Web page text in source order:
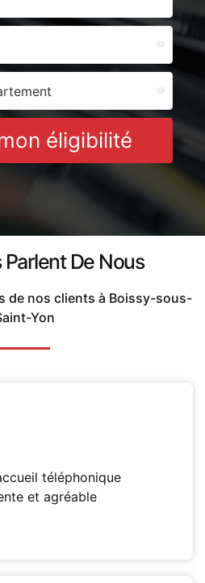
éligibilité
Parlent De Nous
de nos clients à Boissy-sous-
Yon
téléphonique
et agréable